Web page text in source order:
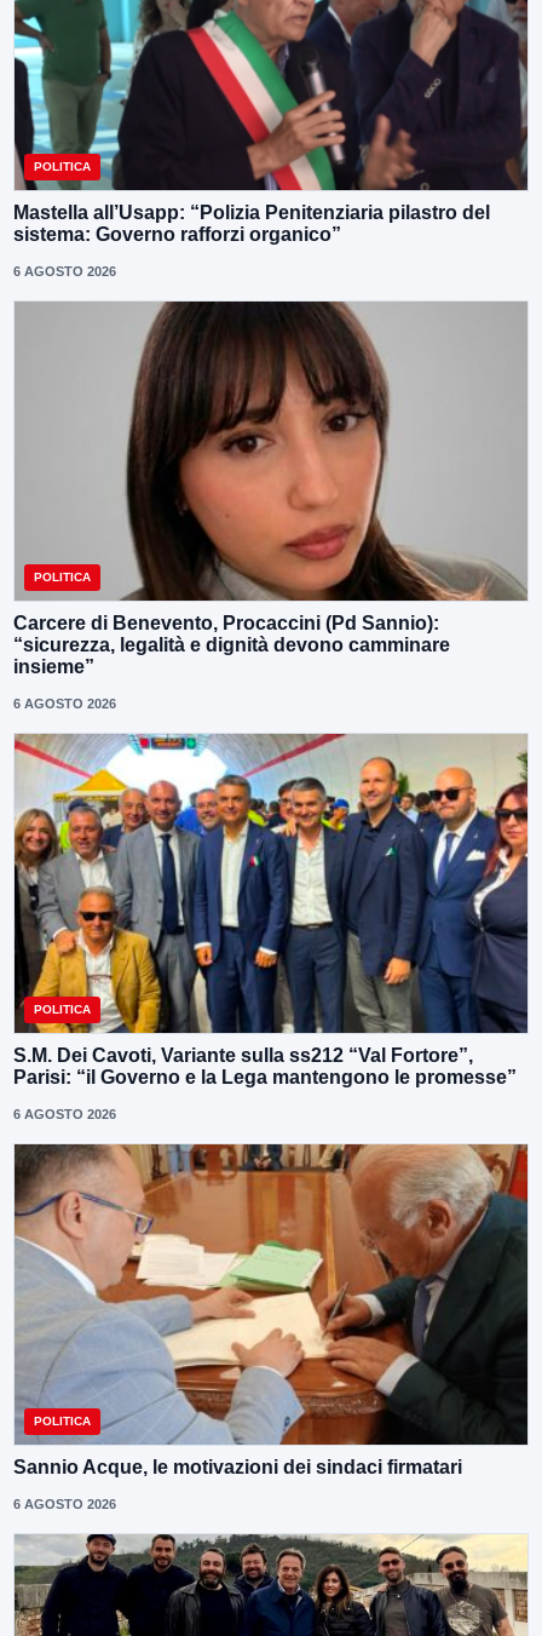
POLITICA
Mastella all’Usapp: “Polizia Penitenziaria pilastro del
sistema: Governo rafforzi organico”
6 AGOSTO 2026
POLITICA
Carcere di Benevento, Procaccini (Pd Sannio):
“sicurezza, legalità e dignità devono camminare
insieme”
6 AGOSTO 2026
POLITICA
S.M. Dei Cavoti, Variante sulla ss212 “Val Fortore”,
Parisi: “il Governo e la Lega mantengono le promesse”
6 AGOSTO 2026
POLITICA
Sannio Acque, le motivazioni dei sindaci firmatari
6 AGOSTO 2026